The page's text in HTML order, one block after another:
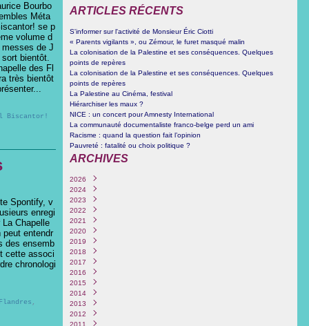
Bourbo
Méta
se p
volume d
de J
bientôt.
des Fl
très bientôt
Biscantor!
Spontify, v
enregi
Chapelle
peut entendr
des ensemb
cette associ
chronologi
,
ARTICLES RÉCENTS
S'informer sur l'activité de Monsieur Éric Ciotti
« Parents vigilants », ou Zémour, le furet masqué malin
La colonisation de la Palestine et ses conséquences. Quelques
points de repères
La colonisation de la Palestine et ses conséquences. Quelques
points de repères
La Palestine au Cinéma, festival
Hiérarchiser les maux ?
NICE : un concert pour Amnesty International
La communauté documentaliste franco-belge perd un ami
Racisme : quand la question fait l’opinion
Pauvreté : fatalité ou choix politique ?
ARCHIVES
2026
Juin
2024
Octobre
Septembre
Juin
Mars
Février
Janvier
2023
Décembre
Novembre
Mars
Février
Janvier
2022
Décembre
Septembre
Août
Juillet
Juin
Mai(4)
Février
2021
Décembre
Novembre
Octobre
Septembre
Juin
Mai(1)
Avril
Mars
Février
Janvier
2020
Décembre
Novembre
Octobre
Septembre
Août
Juillet
Juin
Mai(3)
Avril
2019
Octobre
Septembre
Août
Juillet
Juin
Mai(1)
Mars
2018
Novembre
Août
Juillet
Juin
Avril
Février
2017
Décembre
Novembre
Octobre
Juillet
Juin
Avril
2016
Décembre
Novembre
Octobre
Septembre
Juillet
2015
Décembre
Novembre
Septembre
Juin
2014
Décembre
Novembre
Octobre
2013
Décembre
Novembre
2012
Décembre
2011